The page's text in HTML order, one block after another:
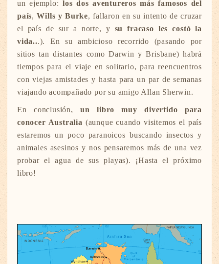
un ejemplo:los dos aventureros más famosos del
país,Wills y Burke, fallaron en su intento de cruzar
el país de sur a norte, y su fracaso les costó la
vida...). En su ambicioso recorrido (pasando por
sitios tan distantes como Darwin y Brisbane) habrá
tiempos para el viaje en solitario, para reencuentros
con viejas amistades y hasta para un par de semanas
viajando acompañado por su amigo Allan Sherwin.
En conclusión,un libro muy divertido para
conocer Australia (aunque cuando visitemos el país
estaremos un poco paranoicos buscando insectos y
animales asesinos y nos pensaremos más de una vez
probar el agua de sus playas). ¡Hasta el próximo
libro!